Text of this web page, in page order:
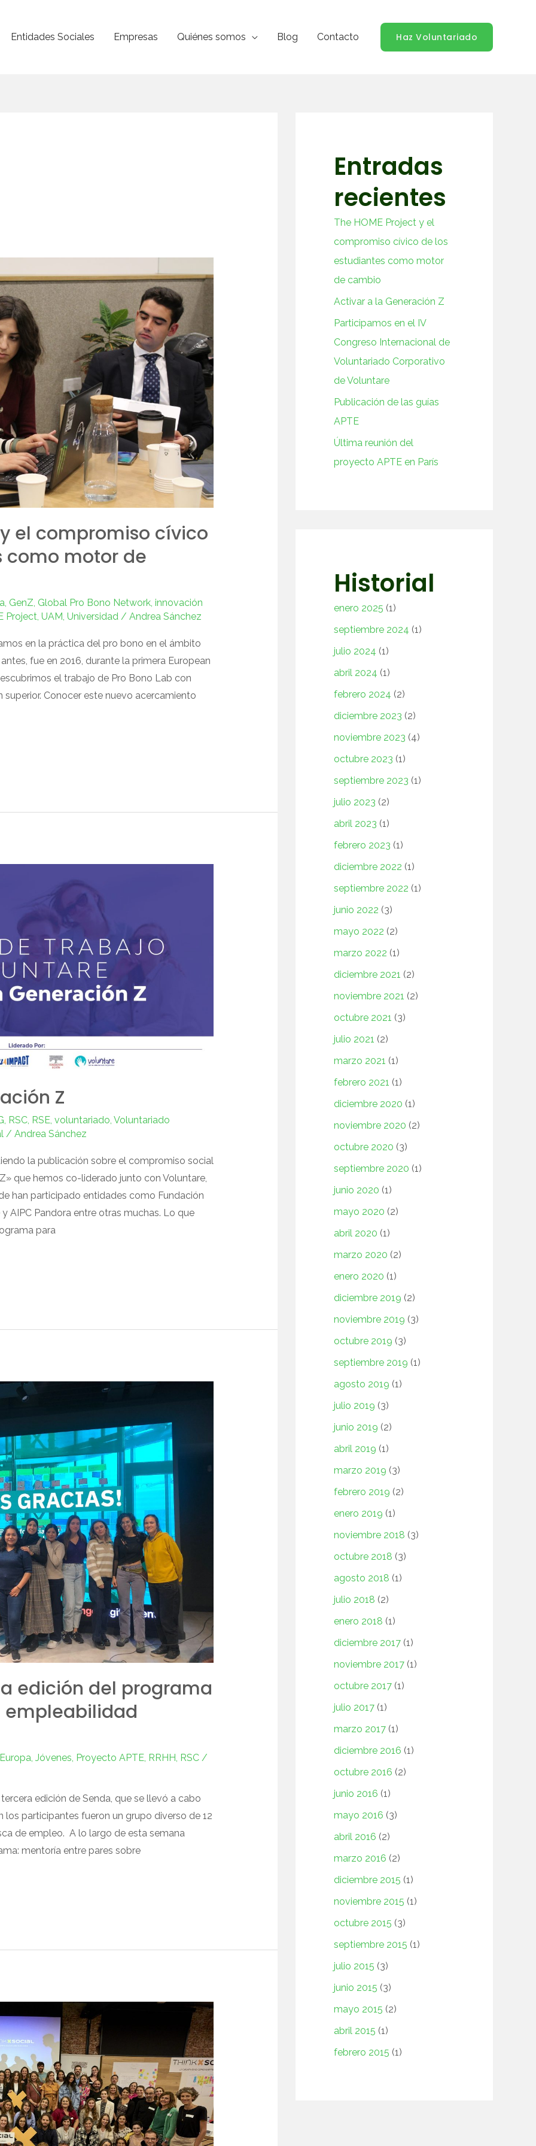
Entidades Sociales Empresas Quiénes somos Blog Contacto Haz Voluntariado
y el compromiso cívico
como motor de
GenZ Global Pro Bono Network, innovación
Project UAM Universidad / Andrea Sánchez
en la práctica del pro bono en el ámbito
fue en 2016, durante la primera European
el trabajo de Pro Bono Lab con
Conocer este nuevo acercamiento
Z
, RSC, RSE, voluntariado, Voluntariado
/ Andrea Sánchez
la publicación sobre el compromiso social
que hemos co-liderado junto con Voluntare,
han participado entidades como Fundación
AIPC Pandora entre otras muchas. Lo que
para
edición del programa
empleabilidad
Europa, Jóvenes, Proyecto APTE, RRHH, RSC/
edición de Senda, que se llevó a cabo
los participantes fueron un grupo diverso de 12
de empleo. A lo largo de esta semana
mentoría entre pares sobre
Entradas
recientes
The HOME Project y el
compromiso cívico de los
estudiantes como motor
de cambio
Activar a la Generación Z
Participamos en el IV
Congreso Internacional de
Voluntariado Corporativo
de Voluntare
Publicación de las guías
APTE
Última reunión del
proyecto APTE en París
Historial
enero 2025 (1)
septiembre 2024 (1)
julio 2024 (1)
abril 2024 (1)
febrero 2024 (2)
diciembre 2023 (2)
noviembre 2023 (4)
octubre 2023 (1)
septiembre 2023 (1)
julio 2023 (2)
abril 2023 (1)
febrero 2023 (1)
diciembre 2022 (1)
septiembre 2022 (1)
junio 2022 (3)
mayo 2022 (2)
marzo 2022 (1)
diciembre 2021 (2)
noviembre 2021 (2)
octubre 2021 (3)
julio 2021 (2)
marzo 2021 (1)
febrero 2021 (1)
diciembre 2020 (1)
noviembre 2020 (2)
octubre 2020 (3)
septiembre 2020 (1)
junio 2020 (1)
mayo 2020 (2)
abril 2020 (1)
marzo 2020 (2)
enero 2020 (1)
diciembre 2019 (2)
noviembre 2019 (3)
octubre 2019 (3)
septiembre 2019 (1)
agosto 2019 (1)
julio 2019 (3)
junio 2019 (2)
abril 2019 (1)
marzo 2019 (3)
febrero 2019 (2)
enero 2019 (1)
noviembre 2018 (3)
octubre 2018 (3)
agosto 2018 (1)
julio 2018 (2)
enero 2018 (1)
diciembre 2017 (1)
noviembre 2017 (1)
octubre 2017 (1)
julio 2017 (1)
marzo 2017 (1)
diciembre 2016 (1)
octubre 2016 (2)
junio 2016 (1)
mayo 2016 (3)
abril 2016 (2)
marzo 2016 (2)
diciembre 2015 (1)
noviembre 2015 (1)
octubre 2015 (3)
septiembre 2015 (1)
julio 2015 (3)
junio 2015 (3)
mayo 2015 (2)
abril 2015 (1)
febrero 2015 (1)